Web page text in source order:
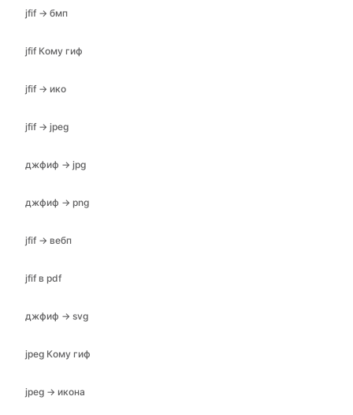
jfif → бмп
jfif Кому гиф
jfif → ико
jfif → jpeg
джфиф → jpg
джфиф → png
jfif → вебп
jfif в pdf
джфиф → svg
jpeg Кому гиф
jpeg → икона